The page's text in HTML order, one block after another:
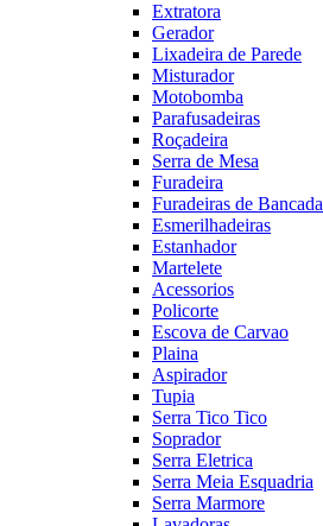
Extratora
Gerador
Lixadeira de Parede
Misturador
Motobomba
Parafusadeiras
Roçadeira
Serra de Mesa
Furadeira
Furadeiras de Bancada
Esmerilhadeiras
Estanhador
Martelete
Acessorios
Policorte
Escova de Carvao
Plaina
Aspirador
Tupia
Serra Tico Tico
Soprador
Serra Eletrica
Serra Meia Esquadria
Serra Marmore